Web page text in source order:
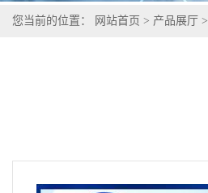
您当前的位置： 网站首页 > 产品展厅 >